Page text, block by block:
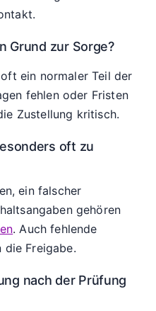
Grund zur Sorge?
ein normaler Teil der
fehlen oder Fristen
Zustellung kritisch.
oft zu
ein falscher
gehören
. Auch fehlende
die Freigabe.
nach der Prüfung